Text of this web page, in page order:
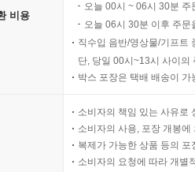
비용
오늘 00시 ~ 06시 30분
오늘 06시 30분 이후 주
직수입 음반/영상물/기프트
단, 당일 00시~13시 사이의
박스 포장은 택배 배송이
소비자의 책임 있는 사유로
소비자의 사용, 포장 개봉
복제가 가능한 상품 등의
소비자의 요청에 따라 개별